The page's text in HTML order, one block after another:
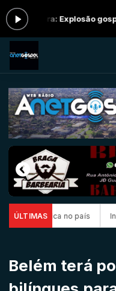
agora: Explosão gospel -
ÚLTIMAS
básica no país Inscrições
Belém terá